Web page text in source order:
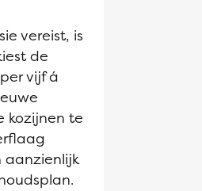
vereist, is
de
vijf á
kozijnen te